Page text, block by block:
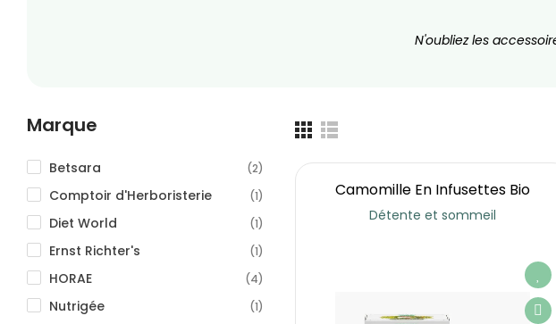
N'oubliez les
Camomille En Infusettes Bio
Détente et sommeil
Marque
Betsara (2)
Comptoir d'Herboristerie (1)
Diet World (1)
Ernst Richter's (1)
HORAE (4)
Nutrigée (1)